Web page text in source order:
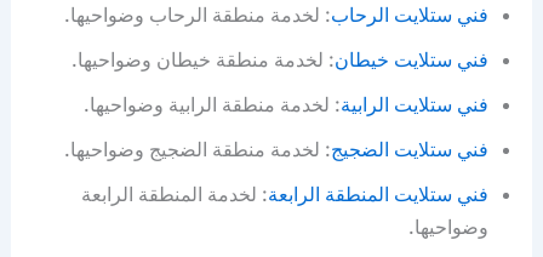
فني ستلايت الرحاب: لخدمة منطقة الرحاب وضواحيها.
فني ستلايت خيطان: لخدمة منطقة خيطان وضواحيها.
فني ستلايت الرابية: لخدمة منطقة الرابية وضواحيها.
فني ستلايت الضجيج: لخدمة منطقة الضجيج وضواحيها.
فني ستلايت المنطقة الرابعة: لخدمة المنطقة الرابعة
وضواحيها.